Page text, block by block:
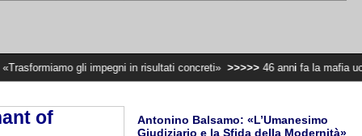
gli impegni in risultati concreti» >>>>> 46 anni fa la mafia uccideva il
of
Antonino Balsamo: «L’Umanesimo
Giudiziario e la Sfida della Modernità»